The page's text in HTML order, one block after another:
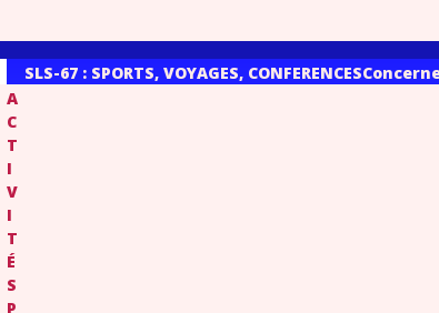
SLS-67 : SPORTS, VOYAGES, CONFERENCES
A
C
T
I
V
I
T
É
S
P